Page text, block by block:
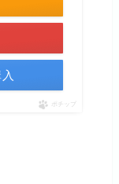
ポチップ